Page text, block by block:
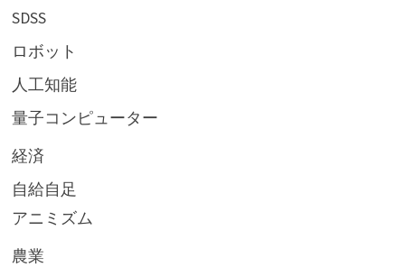
SDSS
ロボット
人工知能
量子コンピューター
経済
自給自足
アニミズム
農業